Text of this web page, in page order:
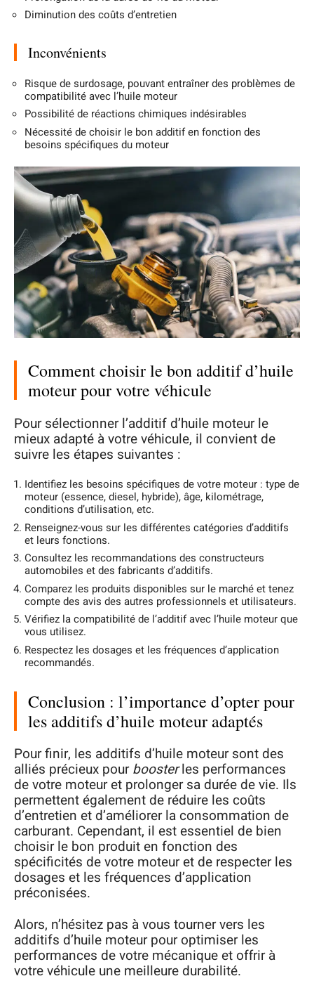
Diminution des coûts d’entretien
Inconvénients
Risque de surdosage, pouvant entraîner des problèmes de
compatibilité avec l’huile moteur
Possibilité de réactions chimiques indésirables
Nécessité de choisir le bon additif en fonction des
besoins spécifiques du moteur
Comment choisir le bon additif d’huile
moteur pour votre véhicule
Pour sélectionner l’additif d’huile moteur le
mieux adapté à votre véhicule, il convient de
suivre les étapes suivantes :
Identifiez les besoins spécifiques de votre moteur : type de
moteur (essence, diesel, hybride), âge, kilométrage,
conditions d’utilisation, etc.
Renseignez-vous sur les différentes catégories d’additifs
et leurs fonctions.
Consultez les recommandations des constructeurs
automobiles et des fabricants d’additifs.
Comparez les produits disponibles sur le marché et tenez
compte des avis des autres professionnels et utilisateurs.
Vérifiez la compatibilité de l’additif avec l’huile moteur que
vous utilisez.
Respectez les dosages et les fréquences d’application
recommandés.
Conclusion : l’importance d’opter pour
les additifs d’huile moteur adaptés
Pour finir, les additifs d’huile moteur sont des
alliés précieux pourboosterles performances
de votre moteur et prolonger sa durée de vie. Ils
permettent également de réduire les coûts
d’entretien et d’améliorer la consommation de
carburant. Cependant, il est essentiel de bien
choisir le bon produit en fonction des
spécificités de votre moteur et de respecter les
dosages et les fréquences d’application
préconisées.
Alors, n’hésitez pas à vous tourner vers les
additifs d’huile moteur pour optimiser les
performances de votre mécanique et offrir à
votre véhicule une meilleure durabilité.